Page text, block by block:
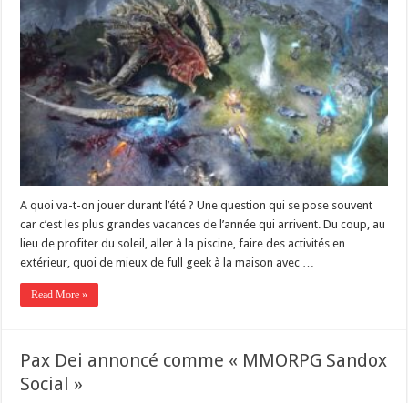
A quoi va-t-on jouer durant l’été ? Une question qui se pose souvent
car c’est les plus grandes vacances de l’année qui arrivent. Du coup, au
lieu de profiter du soleil, aller à la piscine, faire des activités en
extérieur, quoi de mieux de full geek à la maison avec …
Read More »
Pax Dei annoncé comme « MMORPG Sandox
Social »